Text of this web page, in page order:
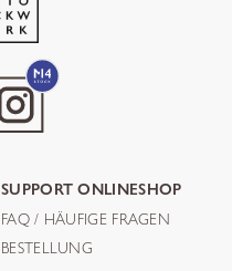
SUPPORT ONLINESHOP
FAQ / HÄUFIGE FRAGEN
BESTELLUNG